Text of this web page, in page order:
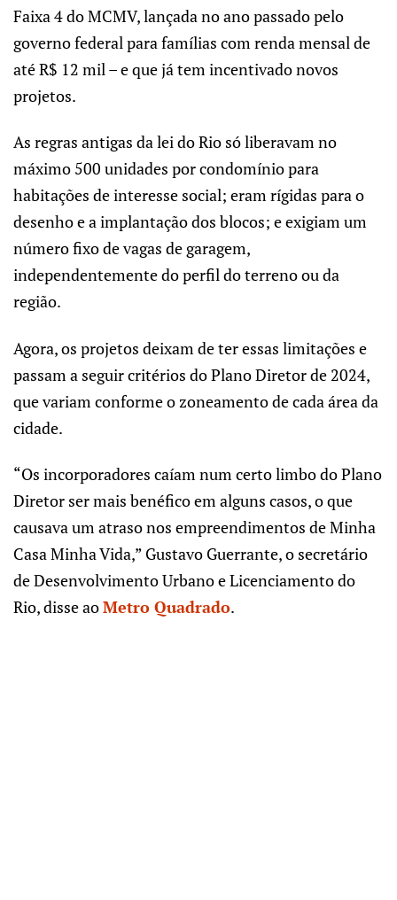
Faixa 4 do MCMV, lançada no ano passado pelo
governo federal para famílias com renda mensal de
até R$ 12 mil – e que já tem incentivado novos
projetos.
As regras antigas da lei do Rio só liberavam no
máximo 500 unidades por condomínio para
habitações de interesse social; eram rígidas para o
desenho e a implantação dos blocos; e exigiam um
número fixo de vagas de garagem,
independentemente do perfil do terreno ou da
região.
Agora, os projetos deixam de ter essas limitações e
passam a seguir critérios do Plano Diretor de 2024,
que variam conforme o zoneamento de cada área da
cidade.
“Os incorporadores caíam num certo limbo do Plano
Diretor ser mais benéfico em alguns casos, o que
causava um atraso nos empreendimentos de Minha
Casa Minha Vida,” Gustavo Guerrante, o secretário
de Desenvolvimento Urbano e Licenciamento do
Rio, disse aoMetro Quadrado.